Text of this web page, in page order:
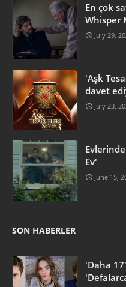
En çok
Whisper
July 29,
'Aşk
davet
July 23,
Ev'
June 15,
SON HABERLER
'Daha